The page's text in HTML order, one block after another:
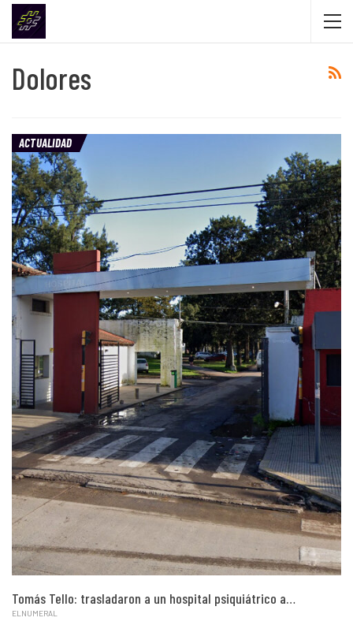
Dolores
ACTUALIDAD
Tomás Tello: trasladaron a un hospital psiquiátrico a…
ELNUMERAL